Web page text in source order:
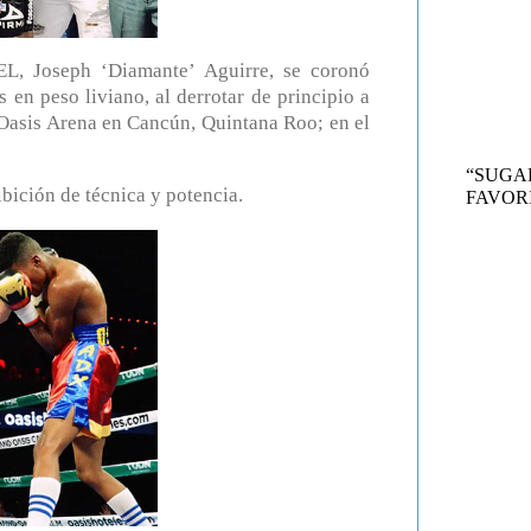
Joseph ‘Diamante’ Aguirre, se coronó
en peso liviano, al derrotar de principio a
Arena en Cancún, Quintana Roo; en el
de técnica y potencia.